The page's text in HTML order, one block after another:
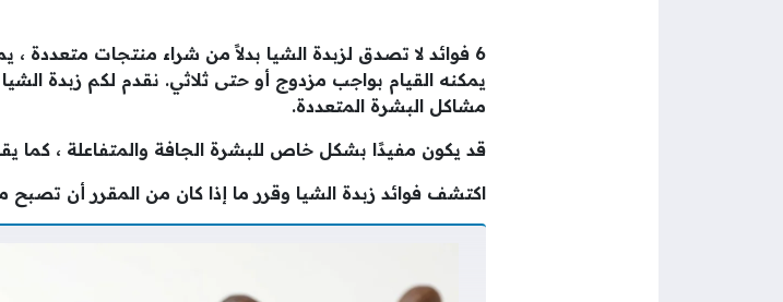
6 فوائد لا تصدق لزبدة الشيا بدلاً من شراء منتجات
يمكنه القيام بواجب مزدوج أو حتى ثلاثي. نقدم لكم زبدة
مشاكل البشرة المتعددة.
قد يكون مفيدًا بشكل خاص للبشرة الجافة والمتفاعلة ، كما
اكتشف فوائد زبدة الشيا وقرر ما إذا كان من المقرر أن